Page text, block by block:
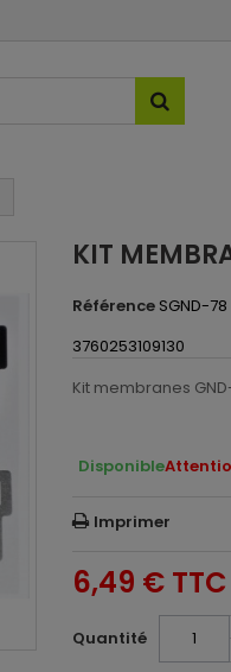
KIT
Référence SGND-78
3760253109130
Kit membranes
Disponible
Imprimer
6,49 € TTC
Quantité